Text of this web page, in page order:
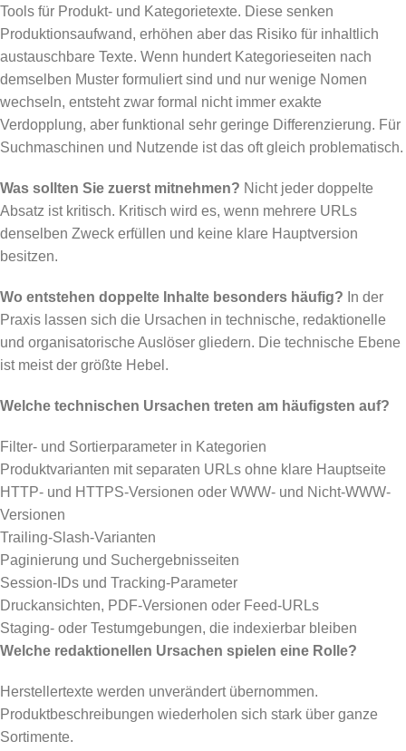
Tools für Produkt- und Kategorietexte. Diese senken
Produktionsaufwand, erhöhen aber das Risiko für inhaltlich
austauschbare Texte. Wenn hundert Kategorieseiten nach
demselben Muster formuliert sind und nur wenige Nomen
wechseln, entsteht zwar formal nicht immer exakte
Verdopplung, aber funktional sehr geringe Differenzierung. Für
Suchmaschinen und Nutzende ist das oft gleich problematisch.
Was sollten Sie zuerst mitnehmen? Nicht jeder doppelte
Absatz ist kritisch. Kritisch wird es, wenn mehrere URLs
denselben Zweck erfüllen und keine klare Hauptversion
besitzen.
Wo entstehen doppelte Inhalte besonders häufig? In der
Praxis lassen sich die Ursachen in technische, redaktionelle
und organisatorische Auslöser gliedern. Die technische Ebene
ist meist der größte Hebel.
Welche technischen Ursachen treten am häufigsten auf?
Filter- und Sortierparameter in Kategorien
Produktvarianten mit separaten URLs ohne klare Hauptseite
HTTP- und HTTPS-Versionen oder WWW- und Nicht-WWW-
Versionen
Trailing-Slash-Varianten
Paginierung und Suchergebnisseiten
Session-IDs und Tracking-Parameter
Druckansichten, PDF-Versionen oder Feed-URLs
Staging- oder Testumgebungen, die indexierbar bleiben
Welche redaktionellen Ursachen spielen eine Rolle?
Herstellertexte werden unverändert übernommen.
Produktbeschreibungen wiederholen sich stark über ganze
Sortimente.